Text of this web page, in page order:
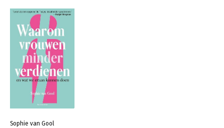
Sophie van Gool